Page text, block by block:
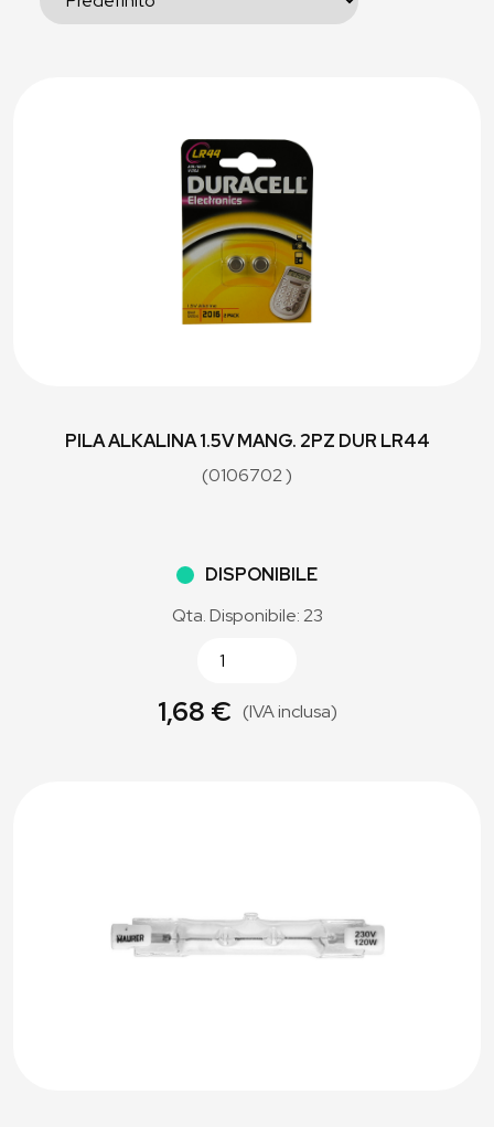
PILA ALKALINA 1.5V MANG. 2PZ DUR LR44
(0106702 )
DISPONIBILE
Qta. Disponibile: 23
1,68 € (IVA inclusa)